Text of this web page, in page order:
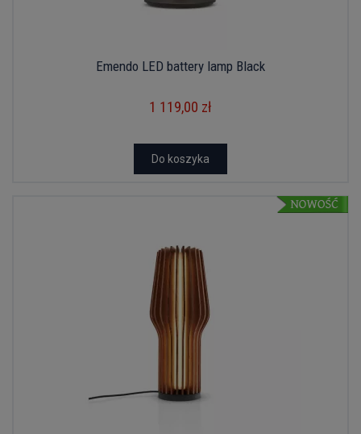
Emendo LED battery lamp Black
1 119,00 zł
Do koszyka